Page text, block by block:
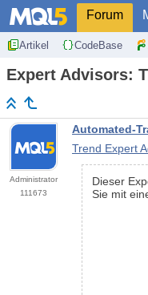
Forum
Artikel CodeBase
Expert Advisors:
Administrator
111673
Automated-
Trend Expert
Dieser
Sie mit